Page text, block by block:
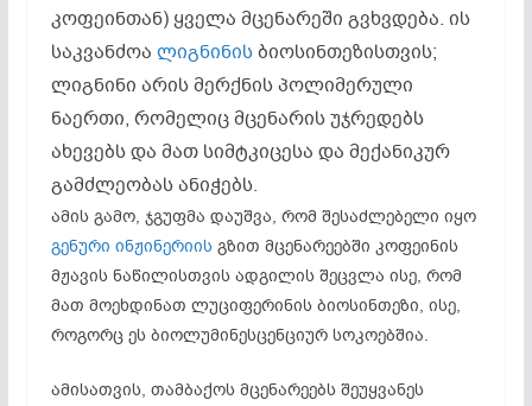
კოფეინთან) ყველა მცენარეში გვხვდება. ის
საკვანძოა ლიგნინისბიოსინთეზისთვის;
ლიგნინი არის მერქნის პოლიმერული
ნაერთი, რომელიც მცენარის უჯრედებს
ახევებს და მათ სიმტკიცესა და მექანიკურ
გამძლეობას ანიჭებს.
ამის გამო, ჯგუფმა დაუშვა, რომ შესაძლებელი იყო
გენური ინჟინერიისგზით მცენარეებში კოფეინის
მჟავის ნაწილისთვის ადგილის შეცვლა ისე, რომ
მათ მოეხდინათ ლუციფერინის ბიოსინთეზი, ისე,
როგორც ეს ბიოლუმინესცენციურ სოკოებშია.
ამისათვის, თამბაქოს მცენარეებს შეუყვანეს